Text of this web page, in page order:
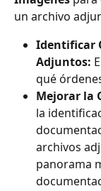
un archivo
Identificar
Adjuntos:
qué
Mejorar la
la
archivos
panorama